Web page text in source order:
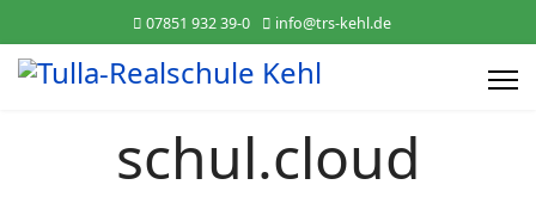
07851 932 39-0 info@trs-kehl.de
schul.cloud